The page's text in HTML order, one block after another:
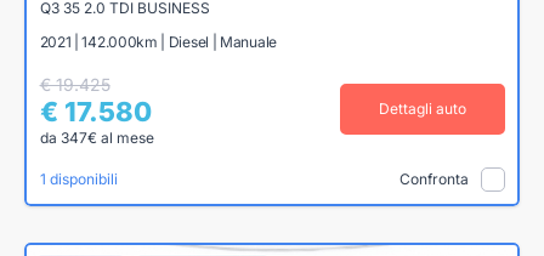
Q3 35 2.0 TDI BUSINESS
2021 | 142.000km | Diesel | Manuale
€ 19.425
€ 17.580
da 347€ al mese
Dettagli auto
1 disponibili Confronta